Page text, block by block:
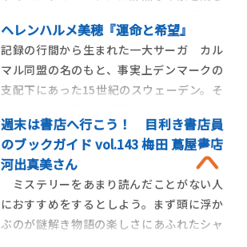
９３』『１７９４』『１７９５』。その著
者、ニクラス・ナット・オ・ダーグの最新
作『運命と希望』（ヘレンハルメ美穂 訳）
がついに日本で出版されました。
ヘレンハルメ美穂『運命と希望』
記録の行間から生まれた一大サーガ カル
マル同盟の名のもと、事実上デンマークの
支配下にあった15世紀のスウェーデン。そ
もいらっしゃるかもしれない。だが、圧政
に苦しむ民衆を率いて反乱を起こし、スウ
ェーデンを独立の一歩手前まで導きながら
も、志半ばにして暗殺されたカリスマ指導
者がいたことを
週末は書店へ行こう！ 目利き書店員
のブックガイド vol.143 梅田 蔦屋書店
河出真美さん
ミステリーをあまり読んだことがない人
におすすめをするとしよう。まず頭に浮か
ぶのが謎解き物語の楽しさにあふれたシャ